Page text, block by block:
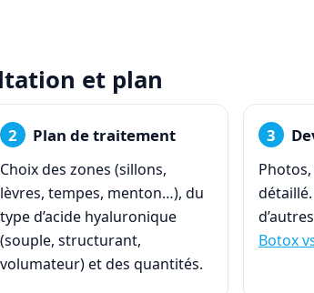
et plan
Plan de traitement
Choix des zones (sillons,
lèvres, tempes, menton…), du
type d’acide hyaluronique
(souple, structurant,
volumateur) et des quantités.
Botox